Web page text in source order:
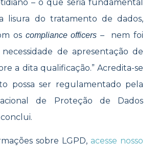
– o que seria fundamental
lisura do tratamento de dados,
os compliance officers – nem foi
de apresentação de
a dita qualificação.” Acredita-se
possa ser regulamentado pela
de Proteção de Dados
sobre LGPD, acesse nosso